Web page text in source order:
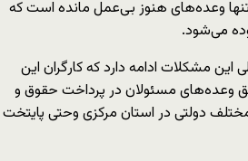
وعده‌های هنوز بی‌عمل مانده است که
می‌شود.
این مشکلات ادامه دارد که کارگران این
وعده‌های مسئولان در پرداخت حقوق و
دولتی در استان مرکزی وحتی پایتخت